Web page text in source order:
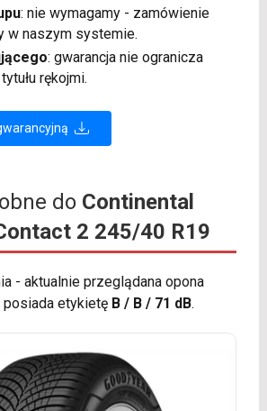
: nie wymagamy - zamówienie
w naszym systemie.
: gwarancja nie ogranicza
rękojmi.
do Continental
2 245/40 R19
- aktualnie przeglądana opona
etykietę B / B / 71 dB.